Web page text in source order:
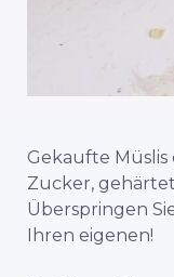
Gekaufte Müslis
Zucker,
Überspringen
Ihren eigenen!